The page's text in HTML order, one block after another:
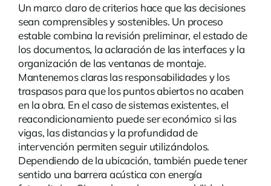
Un marco claro de criterios hace que las decisiones
sean comprensibles y sostenibles. Un proceso
estable combina la revisión preliminar, el estado de
los documentos, la aclaración de las interfaces y la
organización de las ventanas de montaje.
Mantenemos claras las responsabilidades y los
traspasos para que los puntos abiertos no acaben
en la obra. En el caso de sistemas existentes, el
reacondicionamiento puede ser económico si las
vigas, las distancias y la profundidad de
intervención permiten seguir utilizándolos.
Dependiendo de la ubicación, también puede tener
sentido una barrera acústica con energía